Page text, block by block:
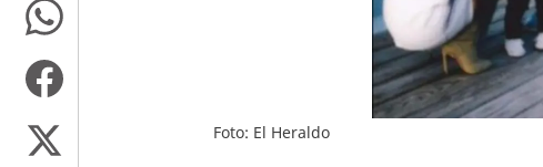
Foto: El Heraldo